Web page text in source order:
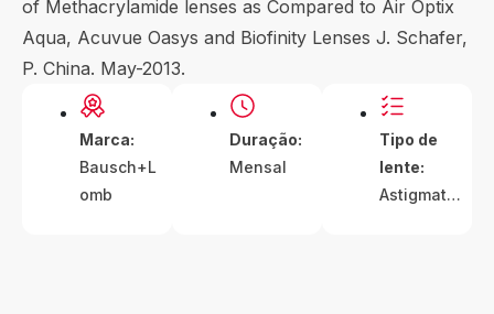
of Methacrylamide lenses as Compared to Air Optix
Aqua, Acuvue Oasys and Biofinity Lenses J. Schafer,
P. China. May-2013.
Marca:
Bausch+L
omb
Duração:
Mensal
Tipo de
lente:
Astigmatis